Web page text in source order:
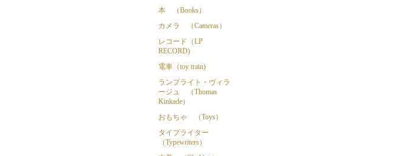
本 （Books）
カメラ （Cameras）
レコード（LP
RECORD)
電車（toy train)
ランプライト・ヴィラ
ージュ （Thomas
Kinkade）
おもちゃ （Toys）
タイプライター
（Typewriters）